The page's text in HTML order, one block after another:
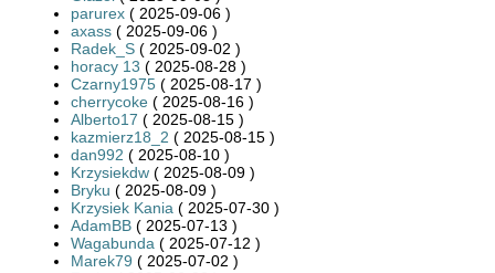
parurex ( 2025-09-06 )
axass ( 2025-09-06 )
Radek_S ( 2025-09-02 )
horacy 13 ( 2025-08-28 )
Czarny1975 ( 2025-08-17 )
cherrycoke ( 2025-08-16 )
Alberto17 ( 2025-08-15 )
kazmierz18_2 ( 2025-08-15 )
dan992 ( 2025-08-10 )
Krzysiekdw ( 2025-08-09 )
Bryku ( 2025-08-09 )
Krzysiek Kania ( 2025-07-30 )
AdamBB ( 2025-07-13 )
Wagabunda ( 2025-07-12 )
Marek79 ( 2025-07-02 )